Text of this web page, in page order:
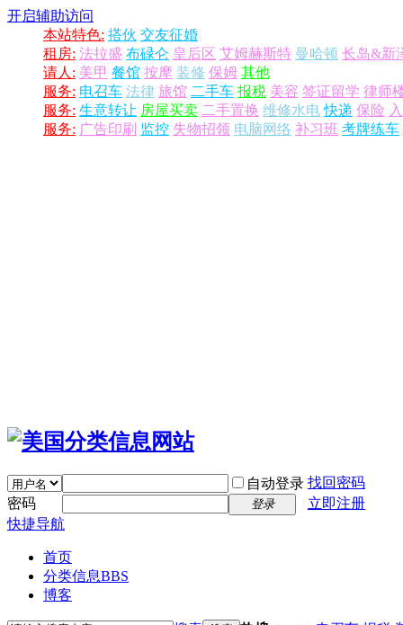
开启辅助访问
本站特色: 搭伙 交友征婚
租房: 法拉盛 布碌仑 皇后区 艾姆赫斯特 曼哈顿 长岛&新
请人: 美甲 餐馆 按摩 装修 保姆 其他
服务: 电召车 法律 旅馆 二手车 报税 美容 签证留学 律师
服务: 生意转让 房屋买卖 二手置换 维修水电 快递 保险
服务: 广告印刷 监控 失物招领 电脑网络 补习班 考牌练车
自动登录 找回密码
密码
登录
立即注册
快捷导航
首页
分类信息BBS
博客